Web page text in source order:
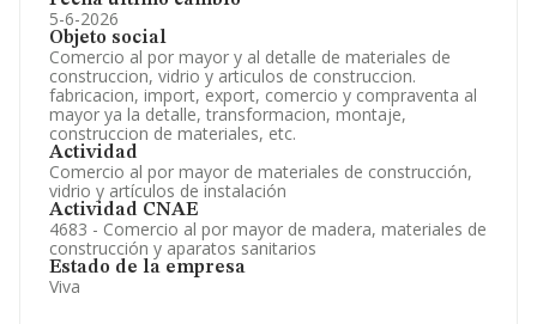
5-6-2026
Objeto social
Comercio al por mayor y al detalle de materiales de
construccion, vidrio y articulos de construccion.
fabricacion, import, export, comercio y compraventa al
mayor ya la detalle, transformacion, montaje,
construccion de materiales, etc.
Actividad
Comercio al por mayor de materiales de construcción,
vidrio y artículos de instalación
Actividad CNAE
4683 - Comercio al por mayor de madera, materiales de
construcción y aparatos sanitarios
Estado de la empresa
Viva